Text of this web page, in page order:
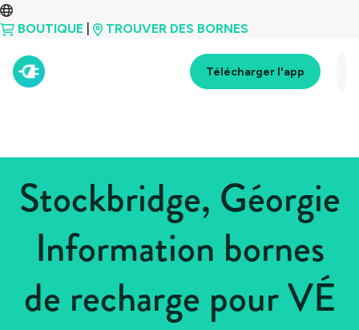
BOUTIQUE TROUVER DES BORNES
Télécharger l'app
Stockbridge, Géorgie
Information bornes
de recharge pour VÉ
États-Unis > Géorgie